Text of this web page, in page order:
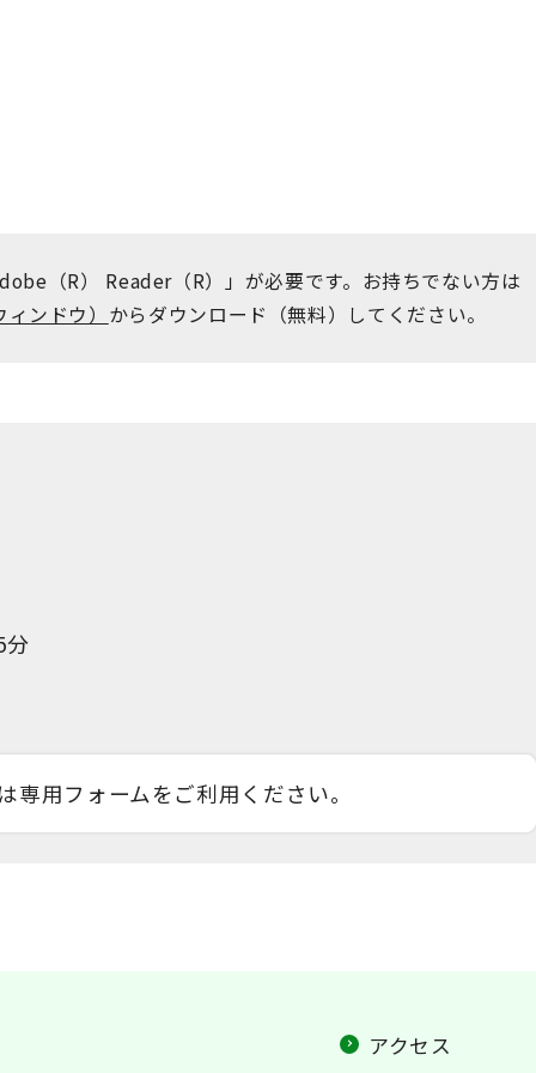
（R） Reader（R）」が必要です。お持ちでない方は
ンドウ） からダウンロード（無料）してください。
分
用フォームをご利用ください。
アクセス